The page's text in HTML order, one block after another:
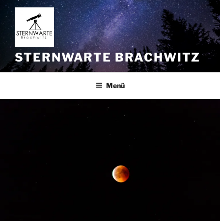
Zum
Inhalt
springen
STERNWARTE BRACHWITZ
Menü